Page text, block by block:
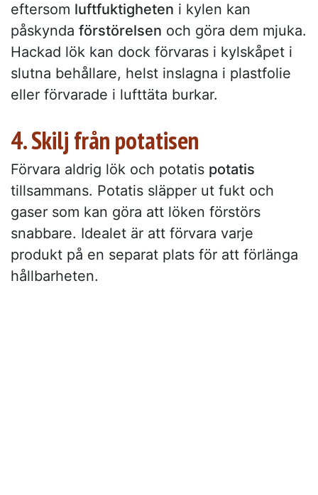
eftersom luftfuktigheten i kylen kan
påskynda förstörelsen och göra dem mjuka.
Hackad lök kan dock förvaras i kylskåpet i
slutna behållare, helst inslagna i plastfolie
eller förvarade i lufttäta burkar.
4. Skilj från potatisen
Förvara aldrig lök och potatis potatis
tillsammans. Potatis släpper ut fukt och
gaser som kan göra att löken förstörs
snabbare. Idealet är att förvara varje
produkt på en separat plats för att förlänga
hållbarheten.